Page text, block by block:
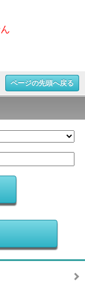
ページの先頭へ戻る